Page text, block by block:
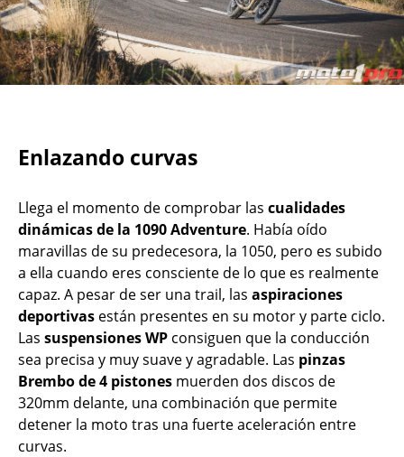
Enlazando curvas
Llega el momento de comprobar las cualidades
dinámicas de la 1090 Adventure. Había oído
maravillas de su predecesora, la 1050, pero es subido
a ella cuando eres consciente de lo que es realmente
capaz. A pesar de ser una trail, las aspiraciones
deportivas están presentes en su motor y parte ciclo.
Las suspensiones WP consiguen que la conducción
sea precisa y muy suave y agradable. Las pinzas
Brembo de 4 pistones muerden dos discos de
320mm delante, una combinación que permite
detener la moto tras una fuerte aceleración entre
curvas.